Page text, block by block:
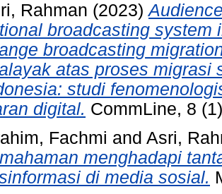
Rahman (2023)
broadcasting system
broadcasting
atas proses migrasi
studi
digital. CommLine, 8
Fachmi and Asri,
menghadapi
di media sosial.